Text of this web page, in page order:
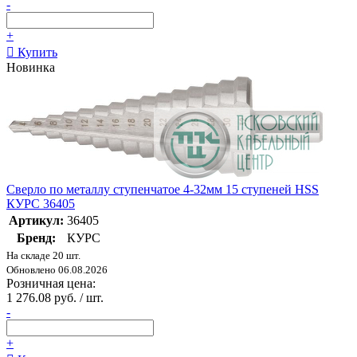
-
+
Купить
Новинка
Сверло по металлу ступенчатое 4-32мм 15 ступеней HSS
КУРС 36405
Артикул: 36405
Бренд:
КУРС
На складе 20 шт.
Обновлено 06.08.2026
Розничная цена:
1 276.08 руб. / шт.
-
+